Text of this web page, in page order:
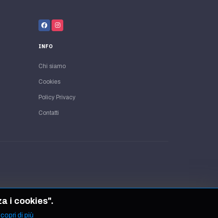
INFO
Chi siamo
Cookies
Policy Privacy
Contatti
i cookies".
di più